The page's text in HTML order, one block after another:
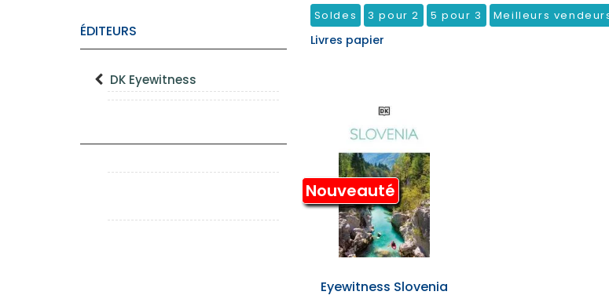
ÉDITEURS
DK Eyewitness
Soldes 3 pour 2 5 pour 3 Meilleurs
Livres papier
Nouveauté
Eyewitness Slovenia